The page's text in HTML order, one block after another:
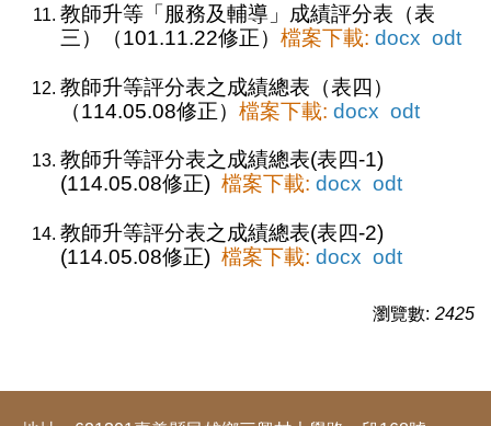
教師升等「服務及輔導」成績評分表（表
三）（101.11.22修正） 檔案下載: docx odt
教師升等評分表之成績總表（表四）
（114.05.08修正） 檔案下載: docx odt
教師升等評分表之成績總表(表四-1)
(114.05.08修正) 檔案下載: docx odt
教師升等評分表之成績總表(表四-2)
(114.05.08修正) 檔案下載: docx odt
瀏覽數: 2425